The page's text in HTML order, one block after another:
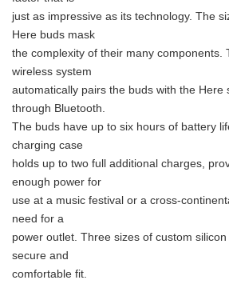
just as impressive as its technology. The
Here buds mask
the complexity of their many components.
wireless system
automatically pairs the buds with the Here
through Bluetooth.
The buds have up to six hours of battery
charging case
holds up to two full additional charges,
enough power for
use at a music festival or a cross-
need for a
power outlet. Three sizes of custom
secure and
comfortable fit.